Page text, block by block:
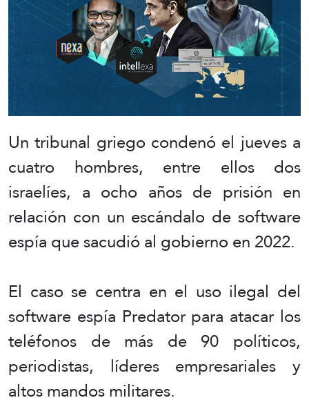
Un tribunal griego condenó el jueves a
cuatro hombres, entre ellos dos
israelíes, a ocho años de prisión en
relación con un escándalo de software
espía que sacudió al gobierno en 2022.
El caso se centra en el uso ilegal del
software espía Predator para atacar los
teléfonos de más de 90 políticos,
periodistas, líderes empresariales y
altos mandos militares.